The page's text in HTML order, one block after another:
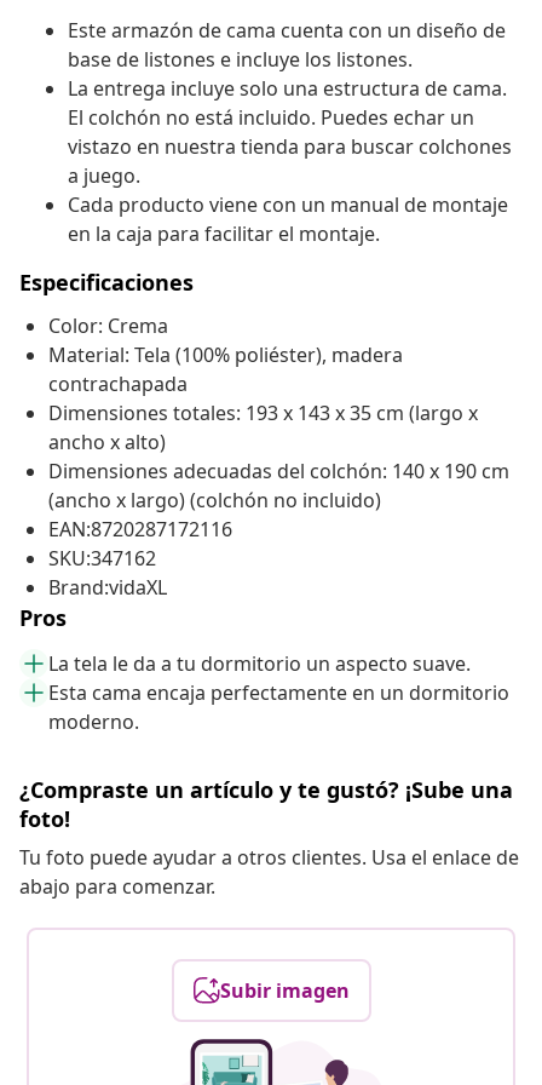
Este armazón de cama cuenta con un diseño de
base de listones e incluye los listones.
La entrega incluye solo una estructura de cama.
El colchón no está incluido. Puedes echar un
vistazo en nuestra tienda para buscar colchones
a juego.
Cada producto viene con un manual de montaje
en la caja para facilitar el montaje.
Especificaciones
Color: Crema
Material: Tela (100% poliéster), madera
contrachapada
Dimensiones totales: 193 x 143 x 35 cm (largo x
ancho x alto)
Dimensiones adecuadas del colchón: 140 x 190 cm
(ancho x largo) (colchón no incluido)
EAN:8720287172116
SKU:347162
Brand:vidaXL
Pros
La tela le da a tu dormitorio un aspecto suave.
Esta cama encaja perfectamente en un dormitorio
moderno.
¿Compraste un artículo y te gustó? ¡Sube una
foto!
Tu foto puede ayudar a otros clientes. Usa el enlace de
abajo para comenzar.
Subir imagen